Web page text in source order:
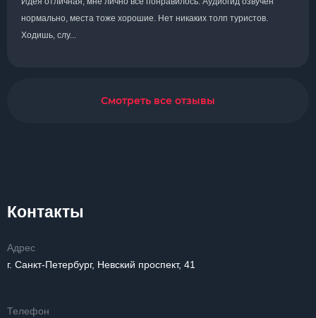
нормально, места тоже хорошие. Нет никаких толп туристов.
Ходишь, слу...
Смотреть все отзывы
Контакты
Адрес
г. Санкт-Петербург, Невский проспект, 41
Телефон